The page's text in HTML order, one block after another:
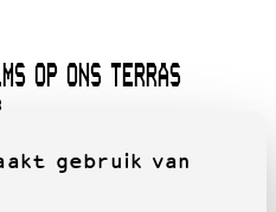
gebruik van
OP ONS TERRAS